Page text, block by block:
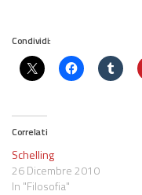
Condividi:
Correlati
Schelling
26 Dicembre 2010
In "Filosofia"